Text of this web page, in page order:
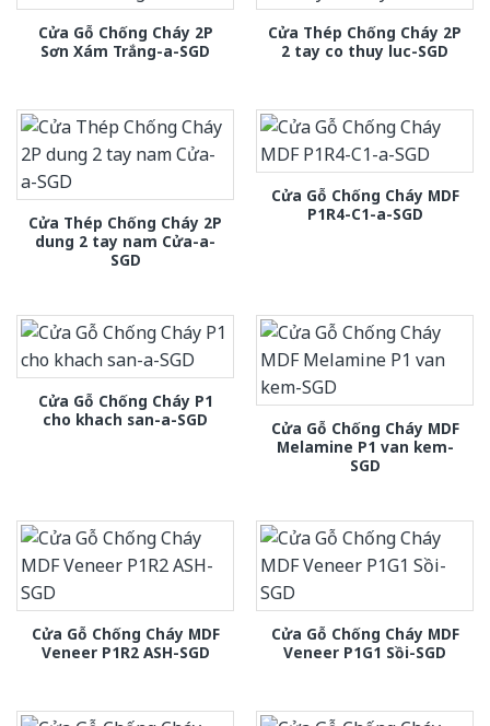
Cửa Gỗ Chống Cháy 2P
Sơn Xám Trắng-a-SGD
Cửa Thép Chống Cháy 2P
2 tay co thuy luc-SGD
Cửa Thép Chống Cháy 2P
dung 2 tay nam Cửa-a-
SGD
Cửa Gỗ Chống Cháy MDF
P1R4-C1-a-SGD
Cửa Gỗ Chống Cháy P1
cho khach san-a-SGD
Cửa Gỗ Chống Cháy MDF
Melamine P1 van kem-
SGD
Cửa Gỗ Chống Cháy MDF
Veneer P1R2 ASH-SGD
Cửa Gỗ Chống Cháy MDF
Veneer P1G1 Sồi-SGD